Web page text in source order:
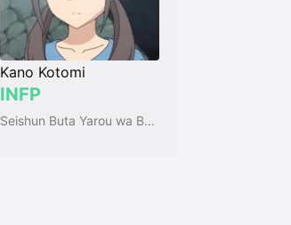
Kano Kotomi
INFP
Seishun Buta Yarou wa Bunny Girl Senpai no Yume wo Minai (Aobuta)